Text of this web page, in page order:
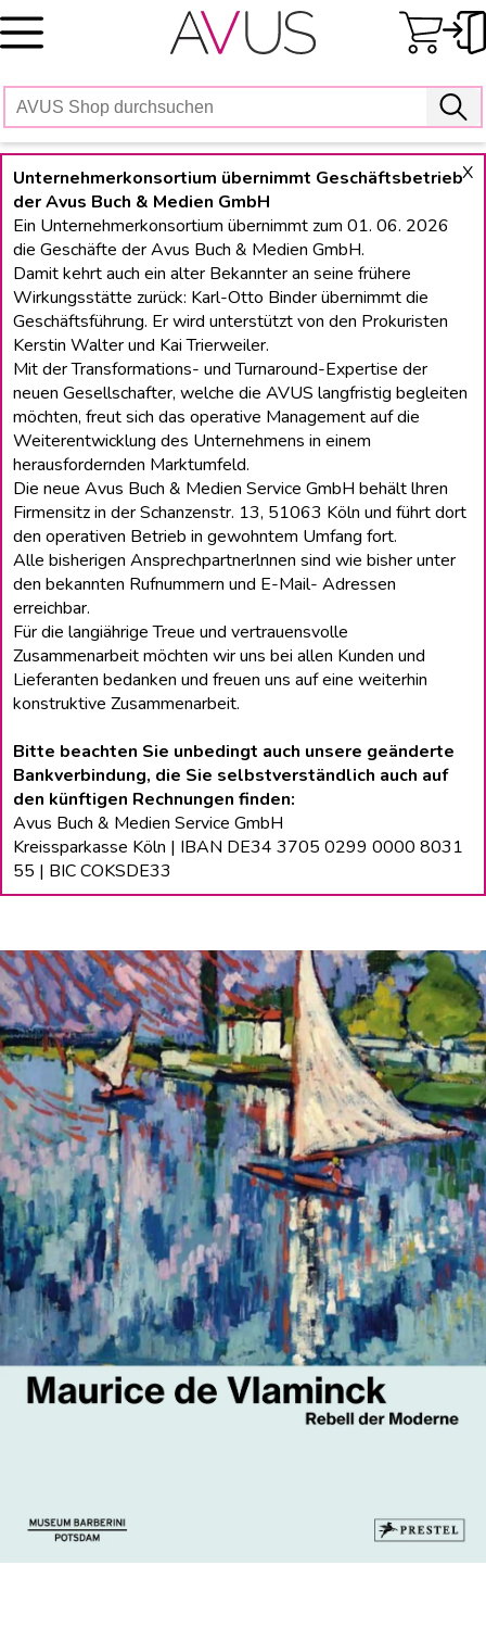
Skip
to
X
Unternehmerkonsortium übernimmt Geschäftsbetrieb
der Avus Buch & Medien GmbH
Ein Unternehmerkonsortium übernimmt zum 01. 06. 2026
die Geschäfte der Avus Buch & Medien GmbH.
Damit kehrt auch ein alter Bekannter an seine frühere
Wirkungsstätte zurück: Karl-Otto Binder übernimmt die
Geschäftsführung. Er wird unterstützt von den Prokuristen
Kerstin Walter und Kai Trierweiler.
Mit der Transformations- und Turnaround-Expertise der
neuen Gesellschafter, welche die AVUS langfristig begleiten
möchten, freut sich das operative Management auf die
Weiterentwicklung des Unternehmens in einem
herausfordernden Marktumfeld.
Die neue Avus Buch & Medien Service GmbH behält lhren
Firmensitz in der Schanzenstr. 13, 51063 Köln und führt dort
den operativen Betrieb in gewohntem Umfang fort.
Alle bisherigen Ansprechpartnerlnnen sind wie bisher unter
den bekannten Rufnummern und E-Mail- Adressen
erreichbar.
Für die langiährige Treue und vertrauensvolle
Zusammenarbeit möchten wir uns bei allen Kunden und
Lieferanten bedanken und freuen uns auf eine weiterhin
konstruktive Zusammenarbeit.
Bitte beachten Sie unbedingt auch unsere geänderte
Bankverbindung, die Sie selbstverständlich auch auf
den künftigen Rechnungen finden:
Avus Buch & Medien Service GmbH
Kreissparkasse Köln | IBAN DE34 3705 0299 0000 8031
55 | BIC COKSDE33